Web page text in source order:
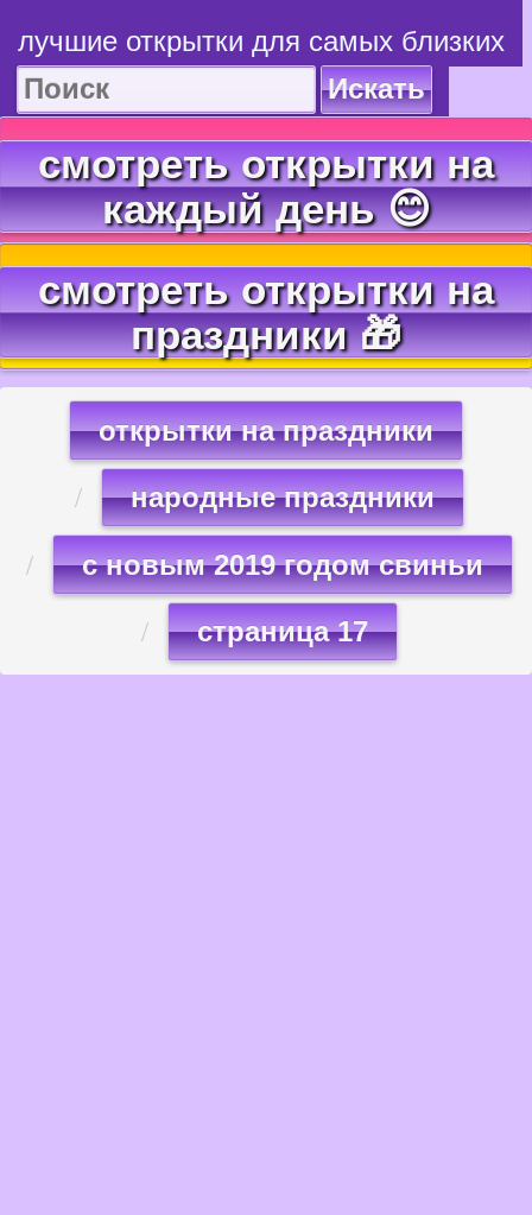
лучшие открытки для самых близких
Искать
смотреть открытки на
каждый день 😊
смотреть открытки на
праздники 🎁
открытки на праздники
народные праздники
с новым 2019 годом свиньи
страница 17